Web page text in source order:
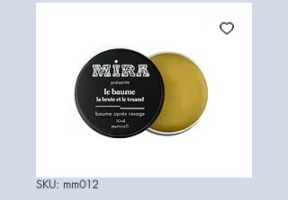
SKU: mm012